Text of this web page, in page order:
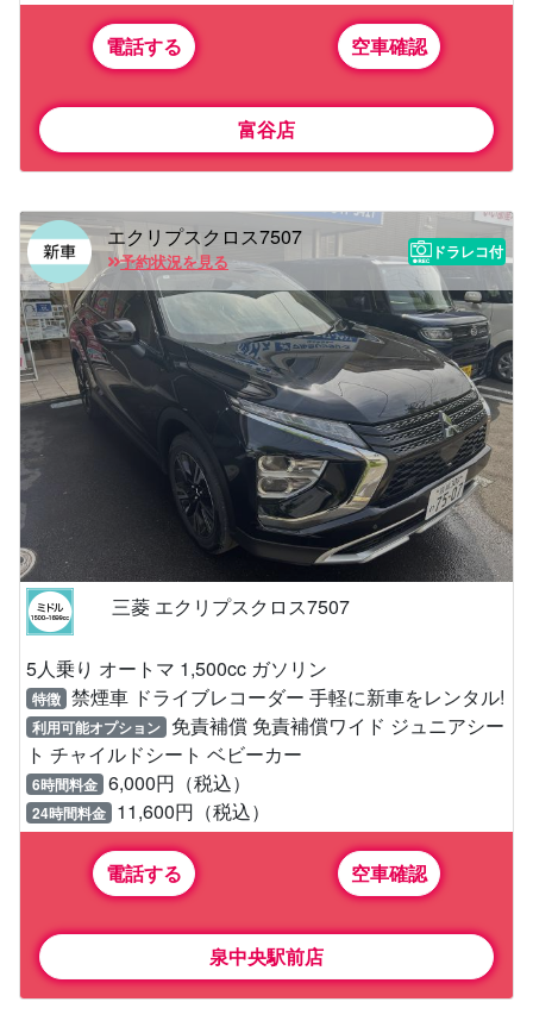
電話する 空車確認
富谷店
エクリプスクロス7507
予約状況を見る
ドラレコ付
三菱 エクリプスクロス7507
5人乗り オートマ 1,500cc ガソリン
特徴 禁煙車 ドライブレコーダー 手軽に新車をレンタル!
利用可能オプション 免責補償 免責補償ワイド ジュニアシー
ト チャイルドシート ベビーカー
6時間料金 6,000円（税込）
24時間料金 11,600円（税込）
電話する 空車確認
泉中央駅前店